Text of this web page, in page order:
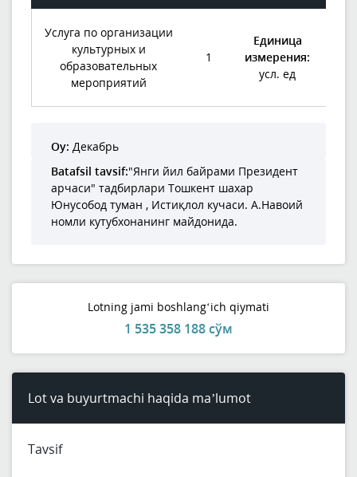
Услуга по организации
культурных и
образовательных
мероприятий
1
Единица
измерения:
усл. ед
Oy: Декабрь
Batafsil tavsif:"Янги йил байрами Президент
арчаси" тадбирлари Тошкент шахар
Юнусобод туман , Истиқлол кучаси. А.Навоий
номли кутубхонанинг майдонида.
Lotning jami boshlang‘ich qiymati
1 535 358 188 сўм
Lot va buyurtmachi haqida ma’lumot
Tavsif